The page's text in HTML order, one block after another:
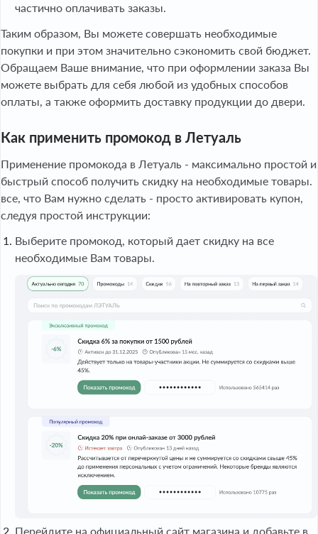
частично оплачивать заказы.
Таким образом, Вы можете совершать необходимые
покупки и при этом значительно сэкономить свой бюджет.
Обращаем Ваше внимание, что при оформлении заказа Вы
можете выбрать для себя любой из удобных способов
оплаты, а также оформить доставку продукции до двери.
Как применить промокод в Летуаль
Применение промокода в Летуаль - максимально простой и
быстрый способ получить скидку на необходимые товары.
все, что Вам нужно сделать - просто активировать купон,
следуя простой инструкции:
Выберите промокод, который дает скидку на все
необходимые Вам товары.
Перейдите на официальный сайт магазина и добавьте в